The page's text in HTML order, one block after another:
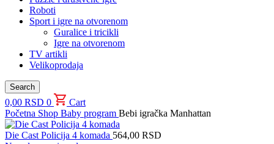
Roboti
Sport i igre na otvorenom
Guralice i tricikli
Igre na otvorenom
TV artikli
Velikoprodaja
Search
0,00 RSD 0
Cart
Početna Shop Baby program Bebi igračka Manhattan
Die Cast Policija 4 komada 564,00 RSD